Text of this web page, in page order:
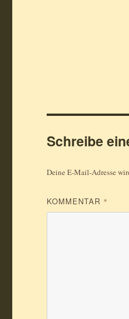
Schreibe
Deine E-Mail-Adresse
KOMMENTAR *